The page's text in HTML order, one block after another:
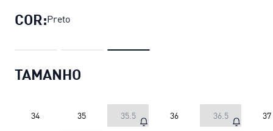
COR:Preto
TAMANHO
34 35 35.5 36 36.5 37